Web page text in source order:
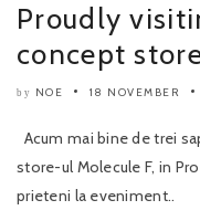
Proudly
concept
by NOE 18 NOVEMBER
Acum mai bine de trei
store-ul Molecule F, in
prieteni la eveniment..